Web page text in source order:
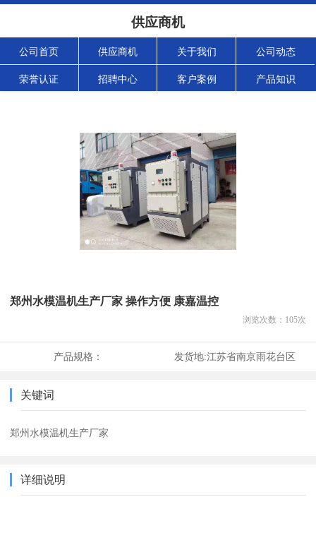
供应商机
公司首页 供应商机 关于我们 公司动态
荣誉认证 招聘中心 客户案例 产品知识
郑州水模温机生产厂家 操作方便 康嘉温控
浏览次数： 105次
产品规格： 发货地:江苏省南京雨花台区
关键词
郑州水模温机生产厂家
详细说明